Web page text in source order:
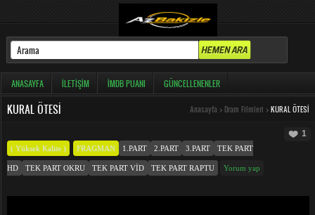
ANASAYFA İLETIŞIM İMDB PUANI GÜNCELLENENLER
KURAL ÖTESI Anasayfa > Dram Filmleri > KURAL ÖTESI
1
( Yüksek Kalite ) FRAGMAN 1.PART 2.PART 3.PART TEK PART
HD TEK PART OKRU TEK PART VID TEK PART RAPTU Yorum yap